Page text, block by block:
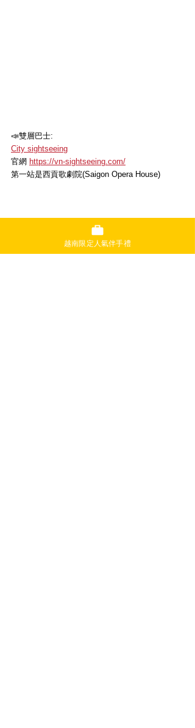
📣雙層巴士:
City sightseeing
官網 https://vn-sightseeing.com/
第一站是西貢歌劇院(Saigon Opera House)
越南限定人氣伴手禮